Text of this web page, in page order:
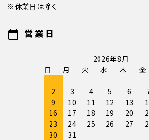
※休業日は除く
calendar_today 営業日
2026年8月
日
月 火 水 木 金
2
3 4 5 6
9
10 11 12 13
16
17 18 19 20
23
24 25 26 27
30
31